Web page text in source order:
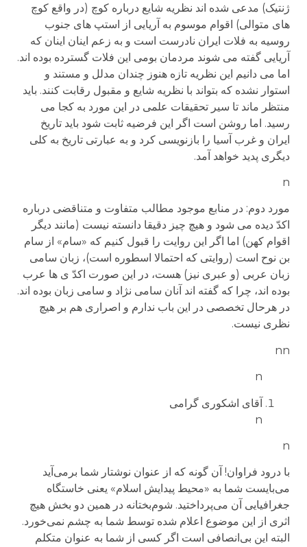
ژنتیک) مدعی شده اند نظریه شایع درباره کوچ (در واقع کوچ
های متوالی) اقوام موسوم به آریایی از استپ های جنوب
روسیه به فلات ایران نادرست است و به زعم اینان اینان که
آریایی گفته می شوند مردمان بومی این فلات گسترده بوده اند.
اما می دانیم این نظریه تازه هنوز چندان مدلل و مستند و
استوار نشده که بتواند با نظریه شایع و مقبول رقابت کنند. باید
منتظر ماند تا سیر تحقیقات علمی در این مورد به کجا می
رسید. اما روشن است اگر این فرضیه ثابت شود باید تاریخ
ایران و غرب آسیا را بازنویسی کرد و به عبارتی تاریخ به کلی
دیگری پدید خواهد آمد.
n
مورد دوم: در منابع موجود مطالب متفاوت و متناقضی درباره
اکدّ دیده می شود و هیچ چیز دقیقا دانسته نیست (مانند دیگر
اقوام کهن) اما اگر این روایت را قبول کنیم که «سام» از سام
بن نوح است (روایتی که احتمالا اسطوره است)، زبان سامی
زبان عربی (و عبری نیز) هست، در این صورت اکدّ ی ها عرب
بوده اند، چرا که گفته اند آنان سامی نژاد و سامی زبان بوده اند.
در هرحال تخصصی در این باب ندارم و اصراری هم بر هیچ
نظری نیست.
nn
n
آقای اشکوری گرامی
n
n
با درود فراوان! آن گونه که از عنوان نوشتار شما برمی‌آید
می‌بایست شما به «محیط پیدایش اسلام» یعنی خاستگاه
جغرافیایی آن می‌پرداختید. شوم‌بختانه در همین دو بخش هیچ
اثری از این موضوع اعلام شده توسط شما به چشم نمی‌خورد.
البته این بی‌انصافی است اگر کسی از شما به عنوان متکلم